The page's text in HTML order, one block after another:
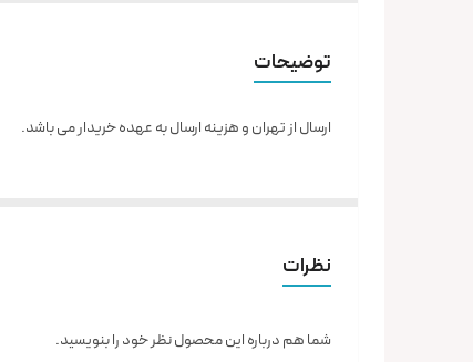
توضیحات
ارسال از تهران و هزینه ارسال به عهده خریدار می باشد.
نظرات
شما هم درباره این محصول نظر خود را بنویسید.